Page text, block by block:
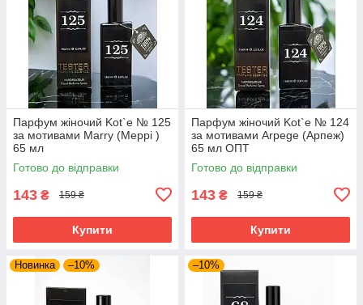
Парфум жіночий Kot`e № 125
за мотивами Marry (Меррі )
65 мл
Готово до відправки
143 ₴ 159 ₴
Купити
Парфум жіночий Kot`e № 124
за мотивами Arpege (Арпеж)
65 мл ОПТ
Готово до відправки
143 ₴ 159 ₴
Купити
Новинка –10% –10%